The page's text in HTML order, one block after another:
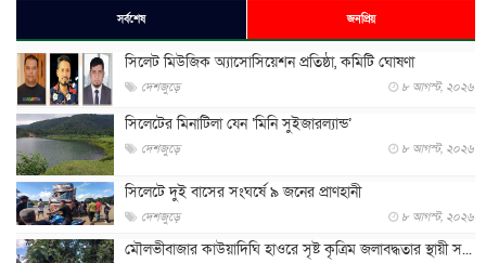
সর্বশেষ জনপ্রিয়
সিলেট মিউজিক অ্যাসোসিয়েশন প্রতিষ্ঠা, কমিটি ঘোষণা
দেশজুড়ে ৮ আগস্ট, ২০২৬
সিলেটের মিনাটিলা যেন ‘মিনি সুইজারল্যান্ড’
দেশজুড়ে ৮ আগস্ট, ২০২৬
সিলেটে দুই বাসের সংঘর্ষে ৯ জনের প্রাণহানী
দেশজুড়ে ৮ আগস্ট, ২০২৬
মৌলভীবাজার কাউয়াদিঘি হাওরে সৃষ্ট কৃত্রিম জলাবদ্ধতার স্থায়ী স...